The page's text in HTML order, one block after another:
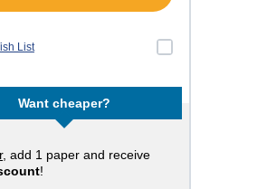
List
Want cheaper?
, add 1 paper and receive
!